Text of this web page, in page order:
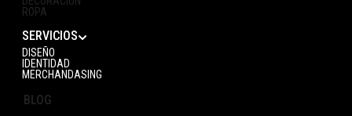
ROPA
SERVICIOS
DISEÑO
IDENTIDAD
MERCHANDASING
BLOG